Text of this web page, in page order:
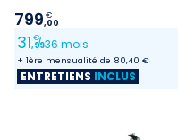
799,00
€
31,99
€/ 36 mois
+ 1ère mensualité de 80,40 €
ENTRETIENS INCLUS